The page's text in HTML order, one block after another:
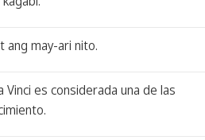
ang may-ari nito.
es considerada una de las